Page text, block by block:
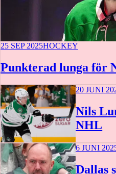
25 SEP 2025HOCKEY
Punkterad lunga för
20 JUNI
Nils
NHL
6 JUNI
Dallas